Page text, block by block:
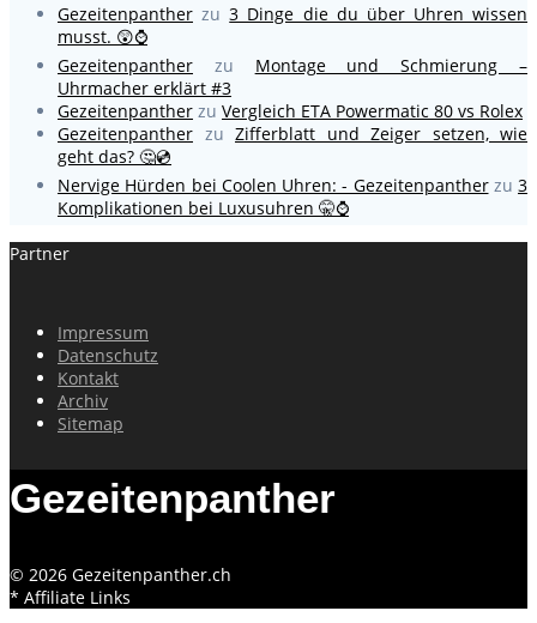
Gezeitenpanther zu3 Dinge die du über Uhren wissen
musst. 😲⌚
Gezeitenpanther zu Montage und Schmierung –
Uhrmacher erklärt #3
Gezeitenpanther zu Vergleich ETA Powermatic 80 vs Rolex
Gezeitenpanther zu Zifferblatt und Zeiger setzen, wie
geht das? 🤔💿
Nervige Hürden bei Coolen Uhren: - Gezeitenpantherzu 3
Komplikationen bei Luxusuhren 🤫⌚
Partner
Impressum
Datenschutz
Kontakt
Archiv
Sitemap
Gezeitenpanther
© 2026 Gezeitenpanther.ch
* Affiliate Links